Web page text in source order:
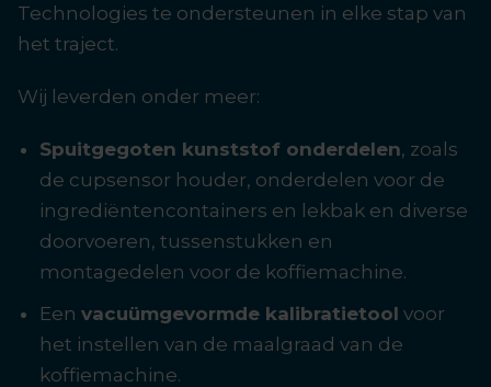
Technologies te ondersteunen in elke stap van
het traject.
Wij leverden onder meer:
Spuitgegoten kunststof onderdelen, zoals
de cupsensor houder, onderdelen voor de
ingrediëntencontainers en lekbak en diverse
doorvoeren, tussenstukken en
montagedelen voor de koffiemachine.
Een vacuümgevormde kalibratietool voor
het instellen van de maalgraad van de
koffiemachine.